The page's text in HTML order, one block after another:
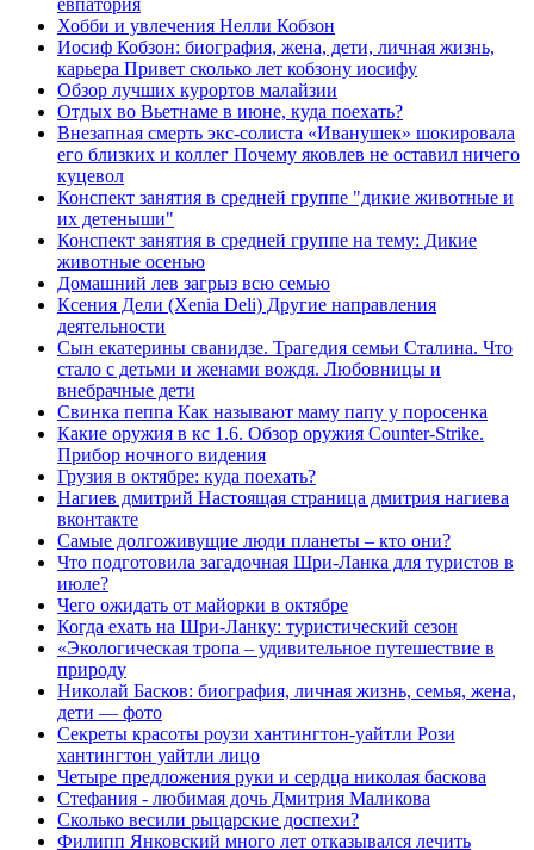
евпатория
Хобби и увлечения Нелли Кобзон
Иосиф Кобзон: биография, жена, дети, личная жизнь,
карьера Привет сколько лет кобзону иосифу
Обзор лучших курортов малайзии
Отдых во Вьетнаме в июне, куда поехать?
Внезапная смерть экс-солиста «Иванушек» шокировала
его близких и коллег Почему яковлев не оставил ничего
куцевол
Конспект занятия в средней группе "дикие животные и
их детеныши"
Конспект занятия в средней группе на тему: Дикие
животные осенью
Домашний лев загрыз всю семью
Ксения Дели (Xenia Deli) Другие направления
деятельности
Сын екатерины сванидзе. Трагедия семьи Сталина. Что
стало с детьми и женами вождя. Любовницы и
внебрачные дети
Свинка пеппа Как называют маму папу у поросенка
Какие оружия в кс 1.6. Обзор оружия Counter-Strike.
Прибор ночного видения
Грузия в октябре: куда поехать?
Нагиев дмитрий Настоящая страница дмитрия нагиева
вконтакте
Самые долгоживущие люди планеты – кто они?
Что подготовила загадочная Шри-Ланка для туристов в
июле?
Чего ожидать от майорки в октябре
Когда ехать на Шри-Ланку: туристический сезон
«Экологическая тропа – удивительное путешествие в
природу
Николай Басков: биография, личная жизнь, семья, жена,
дети — фото
Секреты красоты роузи хантингтон-уайтли Рози
хантингтон уайтли лицо
Четыре предложения руки и сердца николая баскова
Стефания - любимая дочь Дмитрия Маликова
Сколько весили рыцарские доспехи?
Филипп Янковский много лет отказывался лечить